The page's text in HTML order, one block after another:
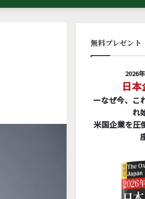
無料プレゼント
2026
日
ーなぜ今、こ
れ
米国企業を圧